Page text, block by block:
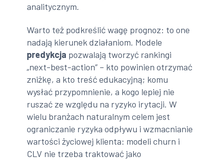
analitycznym.
Warto też podkreślić wagę prognoz: to one
nadają kierunek działaniom. Modele
predykcja pozwalają tworzyć rankingi
„next-best-action” – kto powinien otrzymać
zniżkę, a kto treść edukacyjną; komu
wysłać przypomnienie, a kogo lepiej nie
ruszać ze względu na ryzyko irytacji. W
wielu branżach naturalnym celem jest
ograniczanie ryzyka odpływu i wzmacnianie
wartości życiowej klienta: modeli churn i
CLV nie trzeba traktować jako